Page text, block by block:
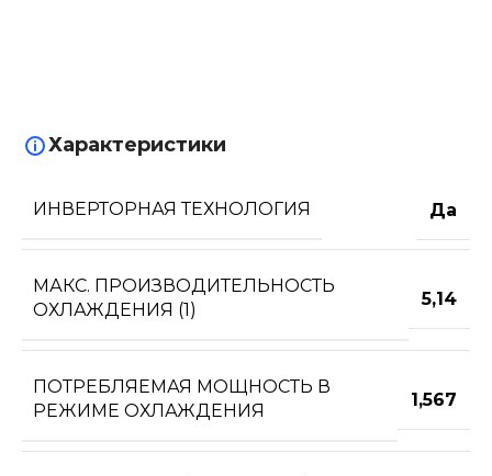
Характеристики
ИНВЕРТОРНАЯ ТЕХНОЛОГИЯ Да
МАКС. ПРОИЗВОДИТЕЛЬНОСТЬ
ОХЛАЖДЕНИЯ (1)
5,14
ПОТРЕБЛЯЕМАЯ МОЩНОСТЬ В
РЕЖИМЕ ОХЛАЖДЕНИЯ
1,567